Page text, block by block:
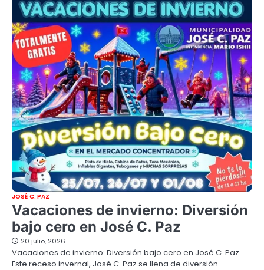
JOSÉ C. PAZ
Vacaciones de invierno: Diversión
bajo cero en José C. Paz
20 julio, 2026
Vacaciones de invierno: Diversión bajo cero en José C. Paz.
Este receso invernal, José C. Paz se llena de diversión…